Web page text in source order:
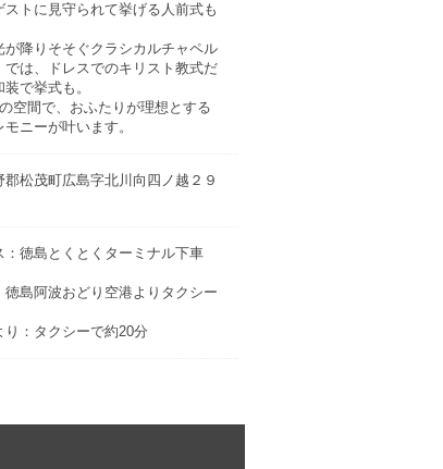
ストに見守られて挙げる人前式も
が降りそそぐクラシカルチャペル
では、ドレスでのキリスト教式だ
で挙式も。
空間で、おふたりが理想とする
ニーが叶います。
郡松茂町広島字北川向四ノ越２９
：徳島とくとくターミナル下車
徳島阿波おどり空港よりタクシー
り：タクシーで約20分